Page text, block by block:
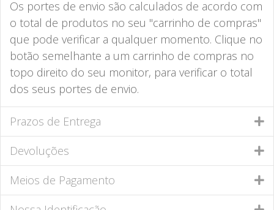
Os portes de envio são calculados de acordo com
o total de produtos no seu "carrinho de compras"
que pode verificar a qualquer momento. Clique no
botão semelhante a um carrinho de compras no
topo direito do seu monitor, para verificar o total
dos seus portes de envio.
Prazos de Entrega
Devoluções
Meios de Pagamento